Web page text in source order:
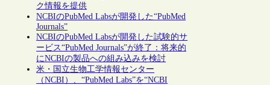
ク情報を提供
NCBIのPubMed Labsが開発した“PubMed
Journals”
NCBIのPubMed Labsが開発した試験的サ
ービス“PubMed Journals”が終了：将来的
にNCBIの製品への組み込みを検討
米・国立生物工学情報センター
（NCBI）、“PubMed Labs”を“NCBI